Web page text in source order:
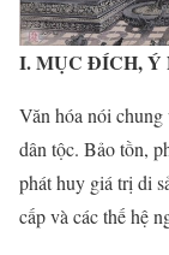
I. MỤC ĐÍCH, Ý
Văn hóa nói
dân tộc. Bảo tồn,
phát huy giá trị di
cấp và các thế hệ